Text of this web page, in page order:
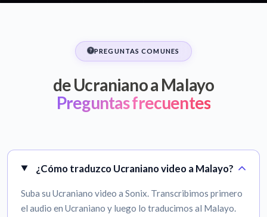
PREGUNTAS COMUNES
de Ucraniano a Malayo
Preguntas frecuentes
¿Cómo traduzco Ucraniano video a Malayo?
Suba su Ucraniano video a Sonix. Transcribimos primero
el audio en Ucraniano y luego lo traducimos al Malayo.